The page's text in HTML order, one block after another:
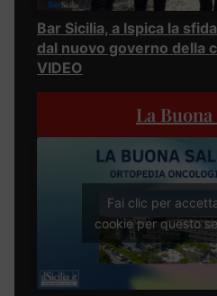
Bar Sicilia, a Ispica la
dal nuovo governo della
VIDEO
La
Fai clic per
cookie per questo